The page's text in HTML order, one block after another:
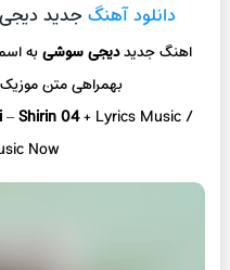
دانلود آهنگ جدید
اهنگ جدیددیجی سوشیبه
بهمراهی متن موزیک +
–Shirin 04+ Lyrics Music /
Now